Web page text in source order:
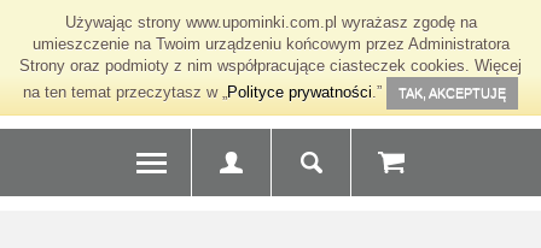
Używając strony www.upominki.com.pl wyrażasz zgodę na
umieszczenie na Twoim urządzeniu końcowym przez Administratora
Strony oraz podmioty z nim współpracujące ciasteczek cookies. Więcej
na ten temat przeczytasz w „Polityce prywatności.” TAK, AKCEPTUJĘ